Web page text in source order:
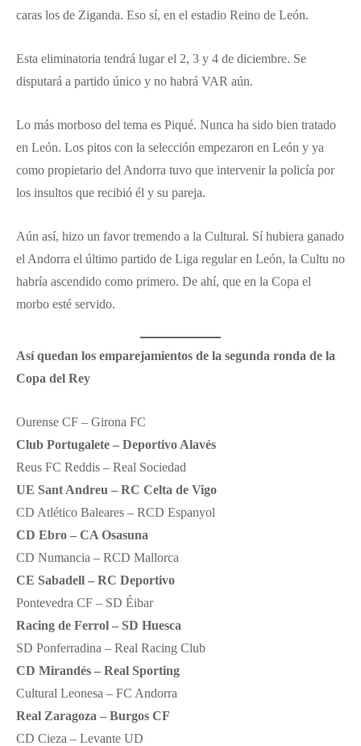
caras los de Ziganda. Eso sí, en el estadio Reino de León.
Esta eliminatoria tendrá lugar el 2, 3 y 4 de diciembre. Se
disputará a partido único y no habrá VAR aún.
Lo más morboso del tema es Piqué. Nunca ha sido bien tratado
en León. Los pitos con la selección empezaron en León y ya
como propietario del Andorra tuvo que intervenir la policía por
los insultos que recibió él y su pareja.
Aún así, hizo un favor tremendo a la Cultural. Sí hubiera ganado
el Andorra el último partido de Liga regular en León, la Cultu no
habría ascendido como primero. De ahí, que en la Copa el
morbo esté servido.
Así quedan los emparejamientos de la segunda ronda de la
Copa del Rey
Ourense CF – Girona FC
Club Portugalete – Deportivo Alavés
Reus FC Reddis – Real Sociedad
UE Sant Andreu – RC Celta de Vigo
CD Atlético Baleares – RCD Espanyol
CD Ebro – CA Osasuna
CD Numancia – RCD Mallorca
CE Sabadell – RC Deportivo
Pontevedra CF – SD Éibar
Racing de Ferrol – SD Huesca
SD Ponferradina – Real Racing Club
CD Mirandés – Real Sporting
Cultural Leonesa – FC Andorra
Real Zaragoza – Burgos CF
CD Cieza – Levante UD